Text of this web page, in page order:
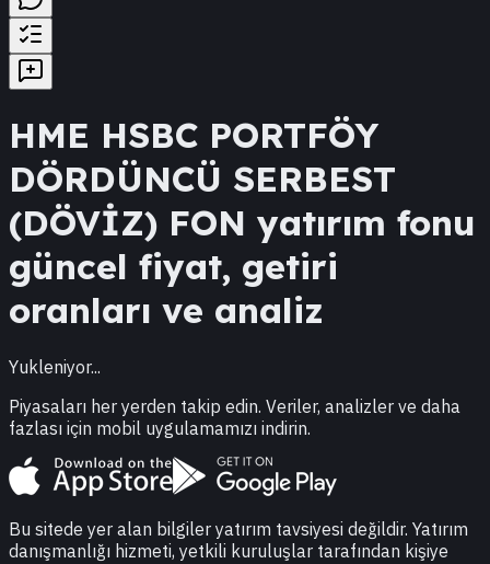
HME HSBC PORTFÖY
DÖRDÜNCÜ SERBEST
(DÖVİZ) FON yatırım fonu
güncel fiyat, getiri
oranları ve analiz
Yukleniyor...
Piyasaları her yerden takip edin. Veriler, analizler ve daha
fazlası için mobil uygulamamızı indirin.
Bu sitede yer alan bilgiler yatırım tavsiyesi değildir. Yatırım
danışmanlığı hizmeti, yetkili kuruluşlar tarafından kişiye